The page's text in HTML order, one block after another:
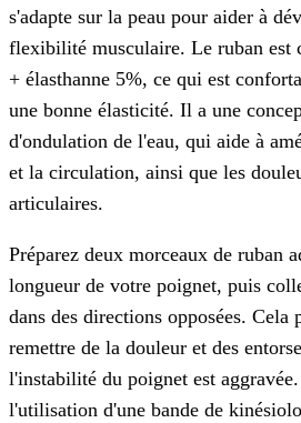
s'adapte sur la peau pour aider à
flexibilité musculaire. Le ruban est
+ élasthanne 5%, ce qui est
une bonne élasticité. Il a une
d'ondulation de l'eau, qui aide à
et la circulation, ainsi que les
articulaires.
Préparez deux morceaux de ruban
longueur de votre poignet, puis
dans des directions opposées. Cela
remettre de la douleur et des
l'instabilité du poignet est
l'utilisation d'une bande de